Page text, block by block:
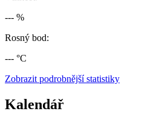
--- %
Rosný bod:
--- °C
Zobrazit podrobnější statistiky
Kalendář